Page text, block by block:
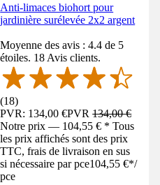
Anti-limaces biohort pour
jardinière surélevée 2x2 argent
Moyenne des avis : 4.4 de 5
étoiles. 18 Avis clients.
(18)
PVR: 134,00 €PVR134,00 €
Notre prix — 104,55 € * Tous
les prix affichés sont des prix
TTC, frais de livraison en sus
si nécessaire par pce104,55 €*/
pce